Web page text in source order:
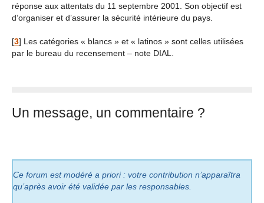
réponse aux attentats du 11 septembre 2001. Son objectif est
d’organiser et d’assurer la sécurité intérieure du pays.
[3] Les catégories « blancs » et « latinos » sont celles utilisées
par le bureau du recensement – note DIAL.
Un message, un commentaire ?
Ce forum est modéré a priori : votre contribution n’apparaîtra
qu’après avoir été validée par les responsables.